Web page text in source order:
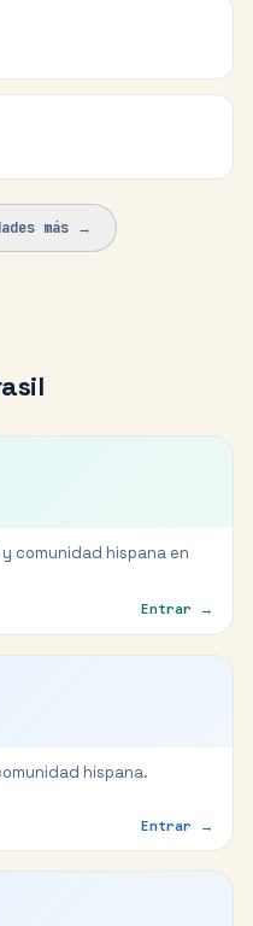
más →
comunidad hispana en
Entrar →
hispana.
Entrar →